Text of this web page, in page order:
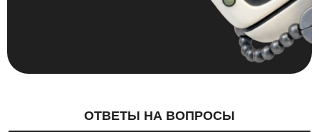
ОТВЕТЫ НА ВОПРОСЫ